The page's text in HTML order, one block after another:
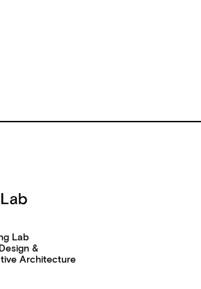
Lab
&
Architecture